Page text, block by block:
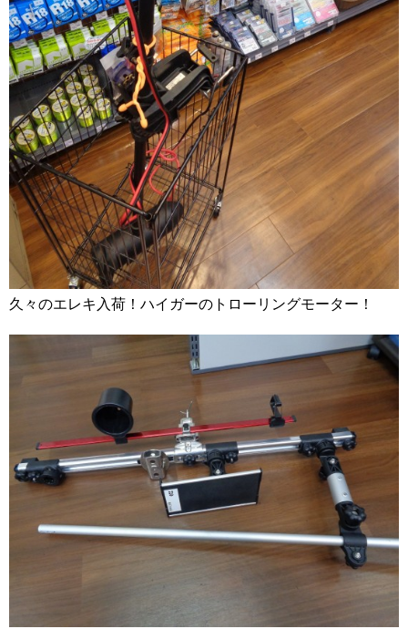
久々のエレキ入荷！ハイガーのトローリングモーター！